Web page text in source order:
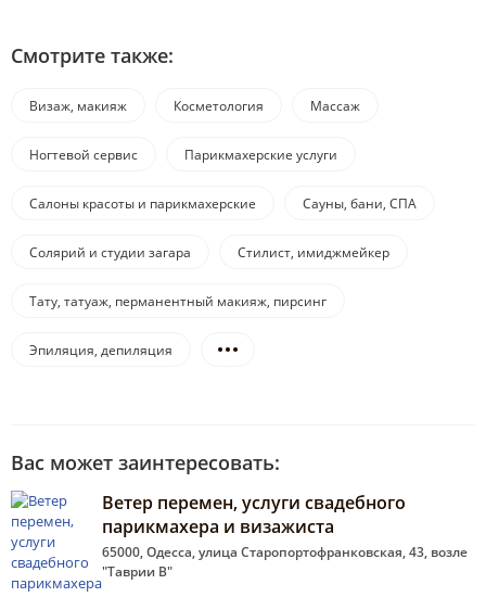
Смотрите также:
Визаж, макияж Косметология Массаж
Ногтевой сервис Парикмахерские услуги
Салоны красоты и парикмахерские Сауны, бани, СПА
Солярий и студии загара Стилист, имиджмейкер
Тату, татуаж, перманентный макияж, пирсинг
Эпиляция, депиляция
Вас может заинтересовать:
Ветер перемен, услуги свадебного
парикмахера и визажиста
65000, Одесса, улица Старопортофранковская, 43, возле
"Таврии В"